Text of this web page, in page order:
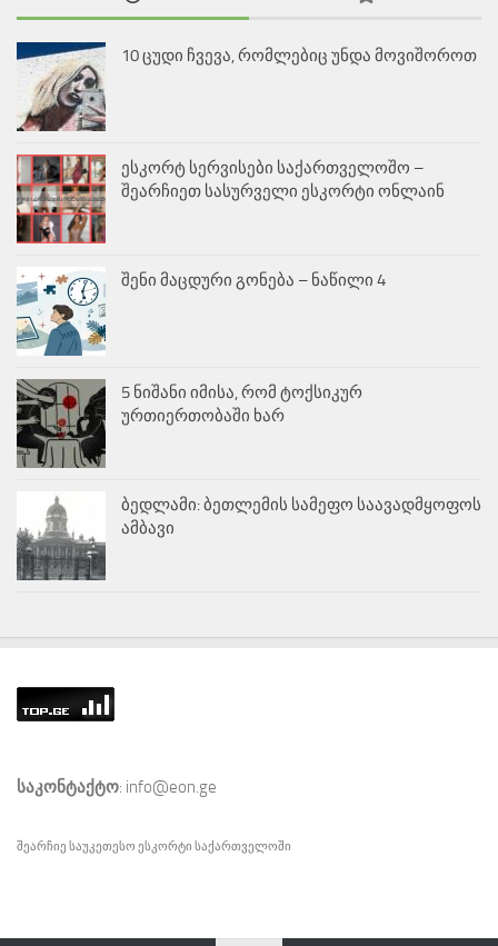
10 ცუდი ჩვევა, რომლებიც უნდა მოვიშოროთ
ესკორტ სერვისები საქართველოშო –
შეარჩიეთ სასურველი ესკორტი ონლაინ
შენი მაცდური გონება – ნაწილი 4
5 ნიშანი იმისა, რომ ტოქსიკურ
ურთიერთობაში ხარ
ბედლამი: ბეთლემის სამეფო საავადმყოფოს
ამბავი
საკონტაქტო: info@eon.ge
შეარჩიე საუკეთესო ესკორტი საქართველოში